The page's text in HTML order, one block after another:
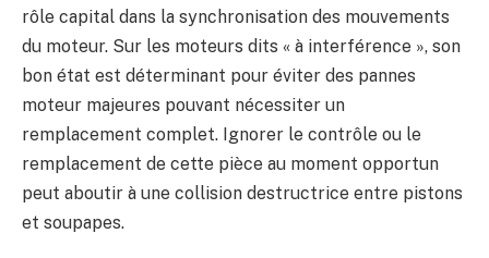
rôle capital dans la synchronisation des mouvements
du moteur. Sur les moteurs dits « à interférence », son
bon état est déterminant pour éviter des pannes
moteur majeures pouvant nécessiter un
remplacement complet. Ignorer le contrôle ou le
remplacement de cette pièce au moment opportun
peut aboutir à une collision destructrice entre pistons
et soupapes.